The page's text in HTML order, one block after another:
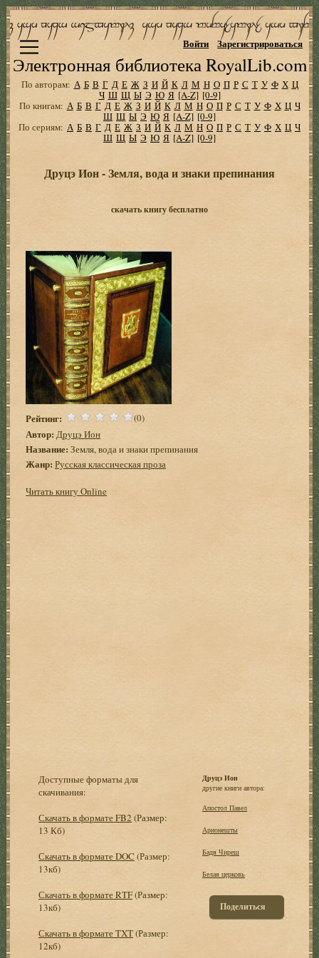
Электронная библиотека RoyalLib.com
Войти Зарегистрироваться
По авторам: А Б В Г Д Е Ж З И Й К Л М Н О П Р С Т У Ф Х Ц
Ч Ш Щ Ы Э Ю Я [A-Z] [0-9]
По книгам: А Б В Г Д Е Ж З И Й К Л М Н О П Р С Т У Ф Х Ц Ч
Ш Щ Ы Э Ю Я [A-Z] [0-9]
По сериям: А Б В Г Д Е Ж З И Й К Л М Н О П Р С Т У Ф Х Ц Ч
Ш Щ Ы Э Ю Я [A-Z] [0-9]
Друцэ Ион - Земля, вода и знаки препинания
скачать книгу бесплатно
Рейтинг: (0)
Автор: Друцэ Ион
Название: Земля, вода и знаки препинания
Жанр: Русская классическая проза
Читать книгу Online
Доступные форматы для
скачивания:
Скачать в формате FB2 (Размер:
13 Кб)
Скачать в формате DOC (Размер:
13кб)
Скачать в формате RTF(Размер:
13кб)
Скачать в формате TXT(Размер:
12кб)
Друцэ Ион
другие книги автора:
Апостол Павел
Арионешты
Бадя Чиреш
Белая церковь
Поделиться